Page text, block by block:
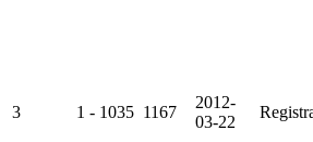
3 1 - 1035 1167
2012-
03-22